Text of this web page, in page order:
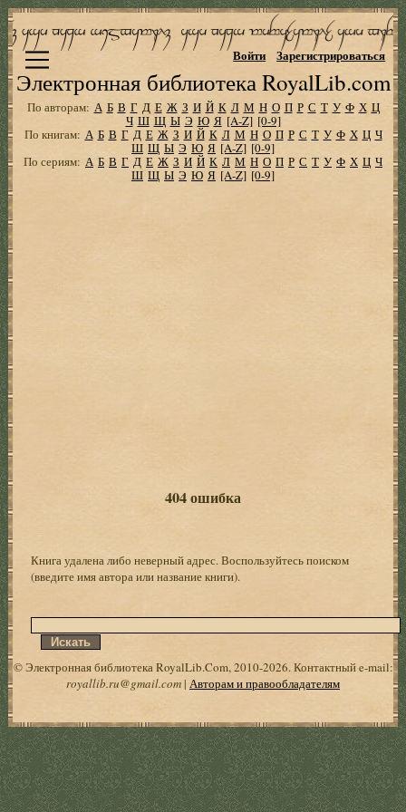
Электронная библиотека RoyalLib.com
Войти Зарегистрироваться
По авторам: А Б В Г Д Е Ж З И Й К Л М Н О П Р С Т У Ф Х Ц
Ч Ш Щ Ы Э Ю Я [A-Z] [0-9]
По книгам: А Б В Г Д Е Ж З И Й К Л М Н О П Р С Т У Ф Х Ц Ч
Ш Щ Ы Э Ю Я [A-Z] [0-9]
По сериям: А Б В Г Д Е Ж З И Й К Л М Н О П Р С Т У Ф Х Ц Ч
Ш Щ Ы Э Ю Я [A-Z] [0-9]
404 ошибка
Книга удалена либо неверный адрес. Воспользуйтесь поиском
(введите имя автора или название книги).
© Электронная библиотека RoyalLib.Com, 2010-2026. Контактный e-mail:
royallib.ru@gmail.com| Авторам и правообладателям